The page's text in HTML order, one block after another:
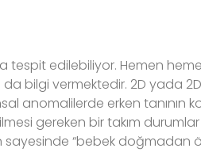
tespit edilebiliyor. Hemen
da bilgi vermektedir. 2D yada
anomalilerde erken tanının
gereken bir takım
“bebek doğmadan